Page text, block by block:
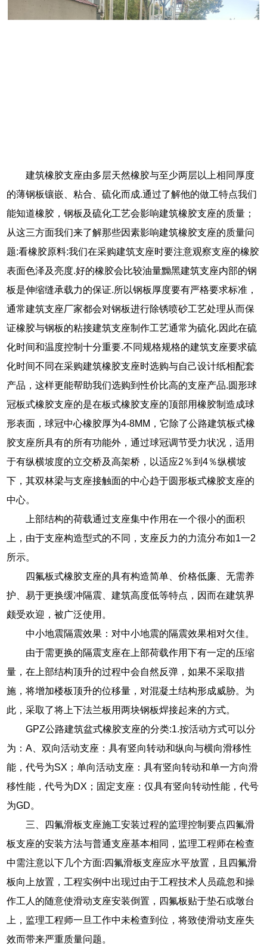
建筑橡胶支座由多层天然橡胶与至少两层以上相同厚度
的薄钢板镶嵌、粘合、硫化而成.通过了解他的做工特点我们
能知道橡胶，钢板及硫化工艺会影响建筑橡胶支座的质量；
从这三方面我们来了解那些因素影响建筑橡胶支座的质量问
题:看橡胶原料:我们在采购建筑支座时要注意观察支座的橡胶
表面色泽及亮度.好的橡胶会比较油量黝黑建筑支座内部的钢
板是伸缩缝承载力的保证.所以钢板厚度要有严格要求标准，
通常建筑支座厂家都会对钢板进行除锈喷砂工艺处理从而保
证橡胶与钢板的粘接建筑支座制作工艺通常为硫化.因此在硫
化时间和温度控制十分重要.不同规格规格的建筑支座要求硫
化时间不同在采购建筑橡胶支座时选购与自己设计纸相配套
产品，这样更能帮助我们选购到性价比高的支座产品.圆形球
冠板式橡胶支座的是在板式橡胶支座的顶部用橡胶制造成球
形表面，球冠中心橡胶厚为4-8MM，它除了公路建筑板式橡
胶支座所具有的所有功能外，通过球冠调节受力状况，适用
于有纵横坡度的立交桥及高架桥，以适应2％到4％纵横坡
下，其双林梁与支座接触面的中心趋于圆形板式橡胶支座的
中心。
上部结构的荷载通过支座集中作用在一个很小的面积
上，由于支座构造型式的不同，支座反力的力流分布如1一2
所示。
四氟板式橡胶支座的具有构造简单、价格低廉、无需养
护、易于更换缓冲隔震、建筑高度低等特点，因而在建筑界
颇受欢迎，被广泛使用。
中小地震隔震效果：对中小地震的隔震效果相对欠佳。
由于需更换的隔震支座在上部荷载作用下有一定的压缩
量，在上部结构顶升的过程中会自然反弹，如果不采取措
施，将增加楼板顶升的位移量，对混凝土结构形成威胁。为
此，采取了将上下法兰板用两块钢板焊接起来的方式。
GPZ公路建筑盆式橡胶支座的分类:1.按活动方式可以分
为：A、双向活动支座：具有竖向转动和纵向与横向滑移性
能，代号为SX；单向活动支座：具有竖向转动和单一方向滑
移性能，代号为DX；固定支座：仅具有竖向转动性能，代号
为GD。
三、四氟滑板支座施工安装过程的监理控制要点四氟滑
板支座的安装方法与普通支座基本相同，监理工程师在检查
中需注意以下几个方面:四氟滑板支座应水平放置，且四氟滑
板向上放置，工程实例中出现过由于工程技术人员疏忽和操
作工人的随意使滑动支座安装倒置，四氟板贴于垫石或墩台
上，监理工程师一旦工作中未检查到位，将致使滑动支座失
效而带来严重质量问题。